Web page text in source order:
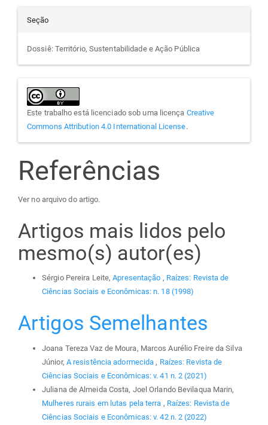
Seção
Dossiê: Território, Sustentabilidade e Ação Pública
Este trabalho está licenciado sob uma licença Creative
Commons Attribution 4.0 International License.
Referências
Ver no arquivo do artigo.
Artigos mais lidos pelo
mesmo(s) autor(es)
Sérgio Pereira Leite,Apresentação , Raízes: Revista de
Ciências Sociais e Econômicas: n. 18 (1998)
Artigos Semelhantes
Joana Tereza Vaz de Moura, Marcos Aurélio Freire da Silva
Júnior, A resistência adormecida , Raízes: Revista de
Ciências Sociais e Econômicas: v. 41 n. 2 (2021)
Juliana de Almeida Costa, Joel Orlando Bevilaqua Marin,
Mulheres rurais em lutas pela terra , Raízes: Revista de
Ciências Sociais e Econômicas: v. 42 n. 2 (2022)